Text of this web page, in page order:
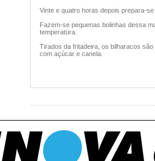
Vinte e quatro horas depois prepara-
Fazem-se pequenas bolinhas dessa
temperatura.
Tirados da fritadeira, os bilharacos
com açúcar e canela.